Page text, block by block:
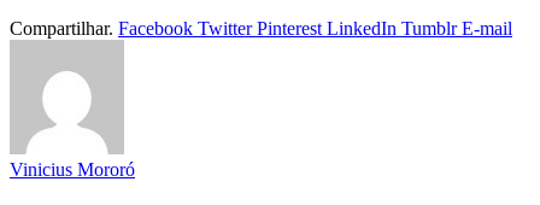
Compartilhar. Facebook Twitter Pinterest LinkedIn Tumblr E-mail
Vinicius Mororó